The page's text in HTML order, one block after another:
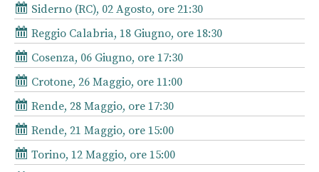
Siderno (RC), 02 Agosto, ore 21:30
Reggio Calabria, 18 Giugno, ore 18:30
Cosenza, 06 Giugno, ore 17:30
Crotone, 26 Maggio, ore 11:00
Rende, 28 Maggio, ore 17:30
Rende, 21 Maggio, ore 15:00
Torino, 12 Maggio, ore 15:00